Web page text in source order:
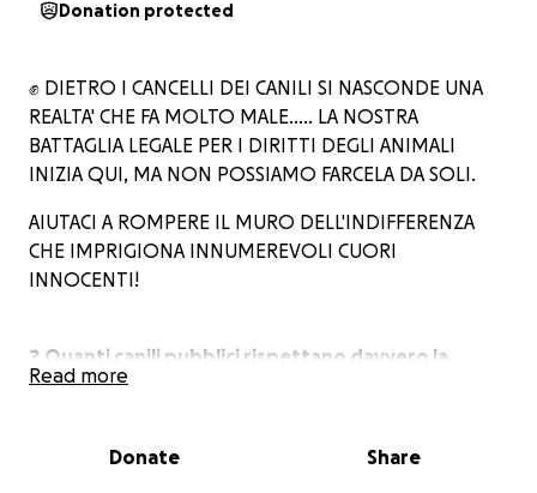
Donation protected
✊ DIETRO I CANCELLI DEI CANILI SI NASCONDE UNA
REALTA' CHE FA MOLTO MALE..... LA NOSTRA
BATTAGLIA LEGALE PER I DIRITTI DEGLI ANIMALI
INIZIA QUI, MA NON POSSIAMO FARCELA DA SOLI.
AIUTACI A ROMPERE IL MURO DELL'INDIFFERENZA
CHE IMPRIGIONA INNUMEREVOLI CUORI
INNOCENTI!
❓ Quanti canili pubblici rispettano davvero la
legge?
fatiscenti, senza cure né controllo?
Read more
Donate Share